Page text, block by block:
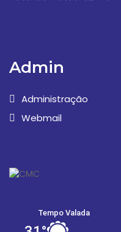
Admin
Administração
Webmail